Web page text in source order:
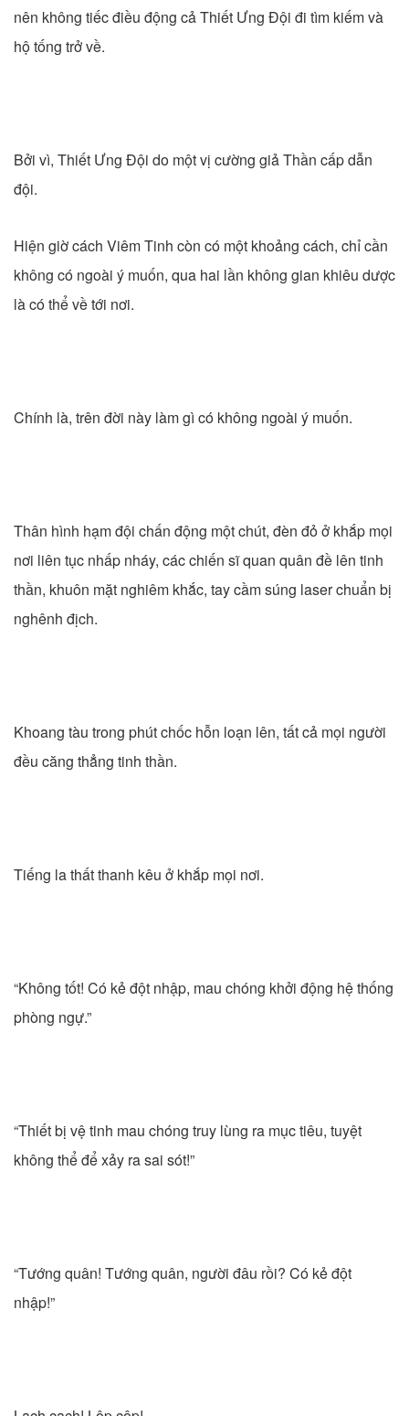
nên không tiếc điều động cả Thiết Ưng Đội đi tìm kiếm và
hộ tống trở về.
Bởi vì, Thiết Ưng Đội do một vị cường giả Thần cấp dẫn
đội.
Hiện giờ cách Viêm Tinh còn có một khoảng cách, chỉ cần
không có ngoài ý muốn, qua hai lần không gian khiêu dược
là có thể về tới nơi.
Chính là, trên đời này làm gì có không ngoài ý muốn.
Thân hình hạm đội chấn động một chút, đèn đỏ ở khắp mọi
nơi liên tục nhấp nháy, các chiến sĩ quan quân đề lên tinh
thần, khuôn mặt nghiêm khắc, tay cầm súng laser chuẩn bị
nghênh địch.
Khoang tàu trong phút chốc hỗn loạn lên, tất cả mọi người
đều căng thẳng tinh thần.
Tiếng la thất thanh kêu ở khắp mọi nơi.
“Không tốt! Có kẻ đột nhập, mau chóng khởi động hệ thống
phòng ngự.”
“Thiết bị vệ tinh mau chóng truy lùng ra mục tiêu, tuyệt
không thể để xảy ra sai sót!”
“Tướng quân! Tướng quân, người đâu rồi? Có kẻ đột
nhập!”